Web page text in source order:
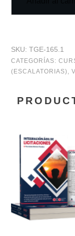
SKU: TGE-165.1
CATEGORÍAS:
(ESCALATORIAS),